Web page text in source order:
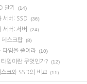
달기 (14)
서버: SSD (36)
서버: 서버 (24)
데스크탑 (8)
타임을 줄여라 (10)
임이란 무엇인가? (12)
크와 SSD의 비교 (11)